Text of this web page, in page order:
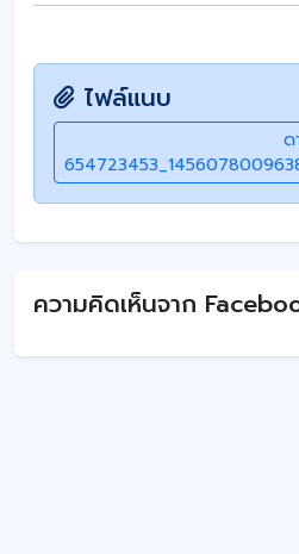
ไฟล์แนบ
ด
ความคิดเห็นจาก